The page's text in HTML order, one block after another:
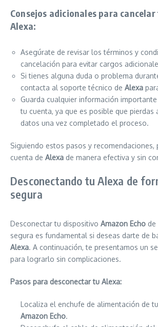
Consejos adicionales para
Alexa:
Asegúrate de revisar los términos y
cancelación para evitar cargos
Si tienes alguna duda o problema
contacta al soporte técnico de Alexa
Guarda cualquier información
tu cuenta, ya que es posible que pierdas
datos una vez completado el proceso.
Siguiendo estos pasos y recomendaciones,
cuenta de Alexa de manera efectiva y sin
Desconectando tu Alexa de
segura
Desconectar tu dispositivo Amazon Echo de
segura es fundamental si deseas darte de
Alexa. A continuación, te presentamos un
para lograrlo sin complicaciones.
Pasos para desconectar tu Alexa:
Localiza el enchufe de alimentación de
Amazon Echo.